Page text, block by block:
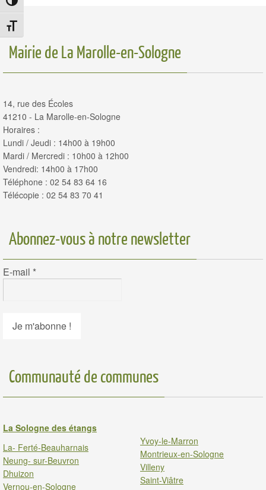
Passer en contraste élevé
Changer la taille de la police
Mairie de La Marolle-en-Sologne
14, rue des Écoles
41210 - La Marolle-en-Sologne
Horaires :
Lundi / Jeudi : 14h00 à 19h00
Mardi / Mercredi : 10h00 à 12h00
Vendredi: 14h00 à 17h00
Téléphone : 02 54 83 64 16
Télécopie : 02 54 83 70 41
Abonnez-vous à notre newsletter
E-mail *
Communauté de communes
La Sologne des étangs
La- Ferté-Beauharnais
Neung- sur-Beuvron
Dhuizon
Vernou-en-Sologne
Yvoy-le-Marron
Montrieux-en-Sologne
Villeny
Saint-Viâtre